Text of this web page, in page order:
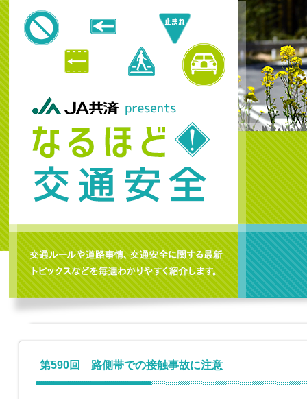
第590回 路側帯での接触事故に注意